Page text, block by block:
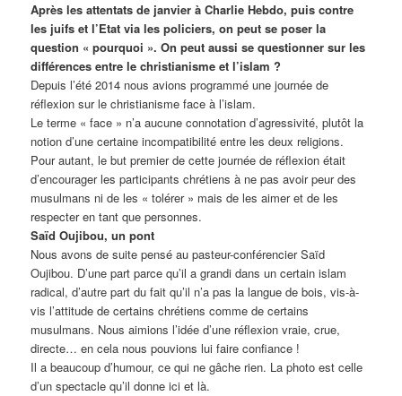
Après les attentats de janvier à Charlie Hebdo, puis contre
les juifs et l’Etat via les policiers, on peut se poser la
question « pourquoi ». On peut aussi se questionner sur les
différences entre le christianisme et l’islam ?
Depuis l’été 2014 nous avions programmé une journée de
réflexion sur le christianisme face à l’islam.
Le terme « face » n’a aucune connotation d’agressivité, plutôt la
notion d’une certaine incompatibilité entre les deux religions.
Pour autant, le but premier de cette journée de réflexion était
d’encourager les participants chrétiens à ne pas avoir peur des
musulmans ni de les « tolérer » mais de les aimer et de les
respecter en tant que personnes.
Saïd Oujibou, un pont
Nous avons de suite pensé au pasteur-conférencier Saïd
Oujibou. D’une part parce qu’il a grandi dans un certain islam
radical, d’autre part du fait qu’il n’a pas la langue de bois, vis-à-
vis l’attitude de certains chrétiens comme de certains
musulmans. Nous aimions l’idée d’une réflexion vraie, crue,
directe… en cela nous pouvions lui faire confiance !
Il a beaucoup d’humour, ce qui ne gâche rien. La photo est celle
d’un spectacle qu’il donne ici et là.